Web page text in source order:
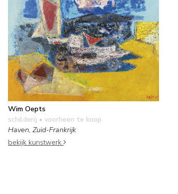
Wim Oepts
schilderij • voorheen te koop
Haven, Zuid-Frankrijk
bekijk kunstwerk